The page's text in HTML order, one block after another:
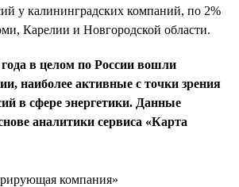
у калининградских компаний, по 2%
Карелии и Новгородской области.
в целом по России вошли
наиболее активные с точки зрения
в сфере энергетики. Данные
аналитики сервиса «Карта
компания»